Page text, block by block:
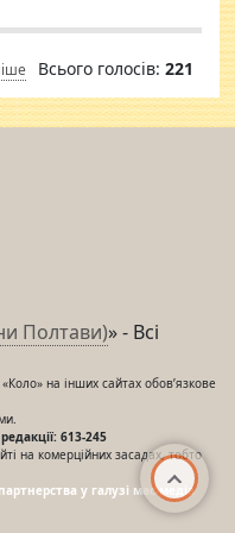
Всього голосів: 221
Полтави)» - Всі
на інших сайтах обов’язкове
613-245
на комерційних засадах, тобто
у галузі мас-медіа